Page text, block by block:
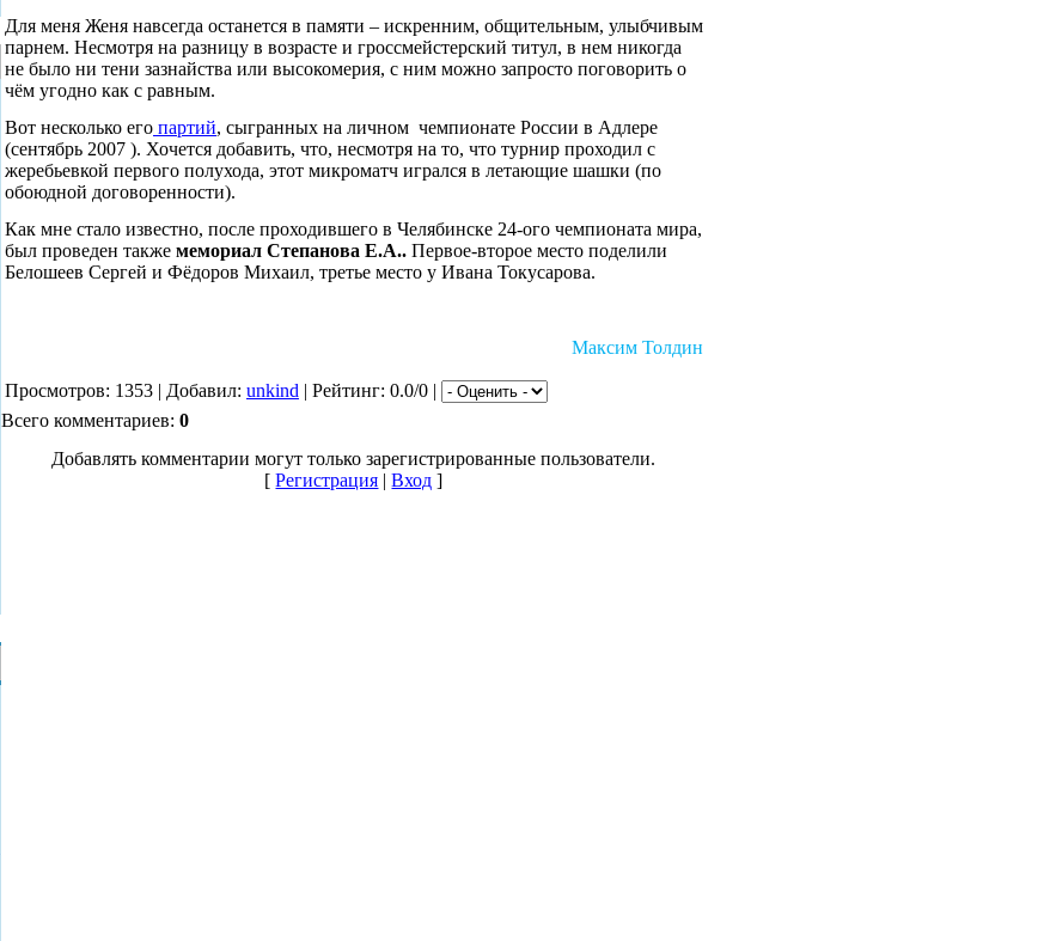
Для меня Женя навсегда останется в памяти – искренним, общительным, улыбчивым
парнем. Несмотря на разницу в возрасте и гроссмейстерский титул, в нем никогда
не было ни тени зазнайства или высокомерия, с ним можно запросто поговорить о
чём угодно как с равным.
Вот несколько егопартий, сыгранных на личном чемпионате России в Адлере
(сентябрь 2007 ). Хочется добавить, что, несмотря на то, что турнир проходил с
жеребьевкой первого полухода, этот микроматч игрался в летающие шашки (по
обоюдной договоренности).
Как мне стало известно, после проходившего в Челябинске 24-ого чемпионата мира,
был проведен также мемориал Степанова Е.А..Первое-второе место поделили
Белошеев Сергей и Фёдоров Михаил, третье место у Ивана Токусарова.
Максим Толдин
Просмотров: 1353 | Добавил: unkind | Рейтинг: 0.0/0 |
Всего комментариев: 0
Добавлять комментарии могут только зарегистрированные пользователи.
[Регистрация |Вход ]